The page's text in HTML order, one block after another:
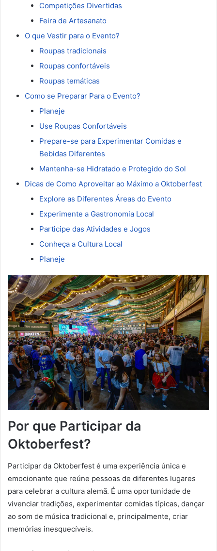
Competições Divertidas
Feira de Artesanato
O que Vestir para o Evento?
Roupas tradicionais
Roupas confortáveis
Roupas temáticas
Como se Preparar Para o Evento?
Planeje
Use Roupas Confortáveis
Prepare-se para Experimentar Comidas e
Bebidas Diferentes
Mantenha-se Hidratado e Protegido do Sol
Dicas de Como Aproveitar ao Máximo a Oktoberfest
Explore as Diferentes Áreas do Evento
Experimente a Gastronomia Local
Participe das Atividades e Jogos
Conheça a Cultura Local
Planeje
Por que Participar da
Oktoberfest?
Participar da Oktoberfest é uma experiência única e
emocionante que reúne pessoas de diferentes lugares
para celebrar a cultura alemã. É uma oportunidade de
vivenciar tradições, experimentar comidas típicas, dançar
ao som de música tradicional e, principalmente, criar
memórias inesquecíveis.